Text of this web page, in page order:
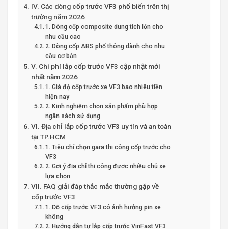
IV. Các dòng cốp trước VF3 phổ biến trên thị
trường năm 2026
1. Dòng cốp composite dung tích lớn cho
nhu cầu cao
2. Dòng cốp ABS phổ thông dành cho nhu
cầu cơ bản
V. Chi phí lắp cốp trước VF3 cập nhật mới
nhất năm 2026
1. Giá độ cốp trước xe VF3 bao nhiêu tiền
hiện nay
2. Kinh nghiệm chọn sản phẩm phù hợp
ngân sách sử dụng
VI. Địa chỉ lắp cốp trước VF3 uy tín và an toàn
tại TP.HCM
1. Tiêu chí chọn gara thi công cốp trước cho
VF3
2. Gợi ý địa chỉ thi công được nhiều chủ xe
lựa chọn
VII. FAQ giải đáp thắc mắc thường gặp về
cốp trước VF3
1. Độ cốp trước VF3 có ảnh hưởng pin xe
không
2. Hướng dẫn tự lắp cốp trước VinFast VF3